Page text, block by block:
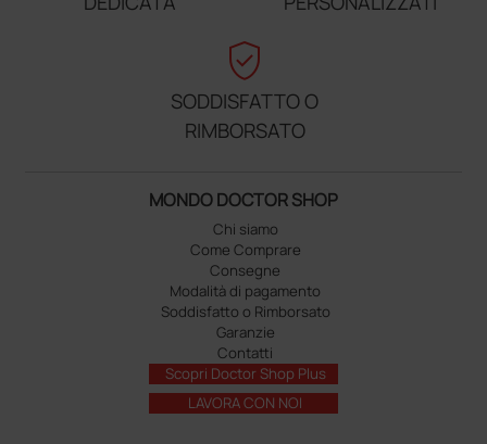
verified_user
SODDISFATTO O
RIMBORSATO
MONDO DOCTOR SHOP
Chi siamo
Come Comprare
Consegne
Modalità di pagamento
Soddisfatto o Rimborsato
Garanzie
Contatti
Scopri Doctor Shop Plus
LAVORA CON NOI